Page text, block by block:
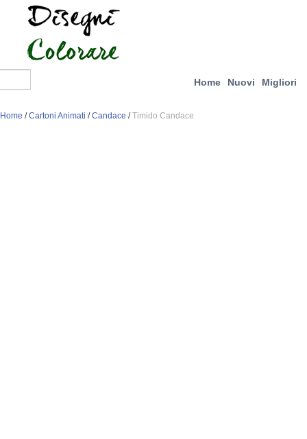
Home Nuovi Migliori
Home /Cartoni Animati /Candace /Timido Candace